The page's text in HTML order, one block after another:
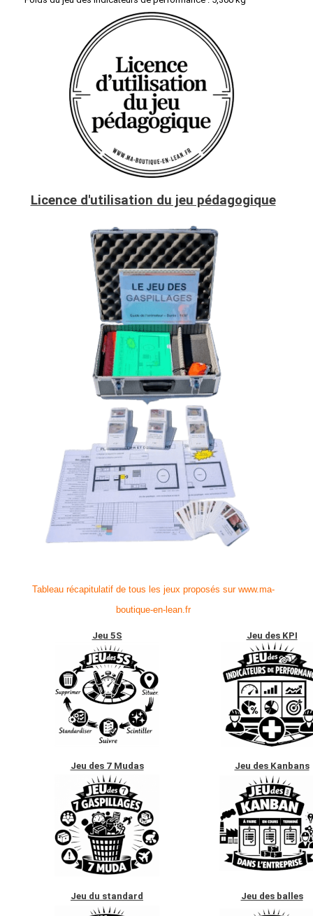
Licence d'utilisation du jeu pédagogique
Tableau récapitulatif de tous les jeux proposés sur www.ma-
boutique-en-lean.fr
Jeu 5S Jeu des KPI
Jeu des 7 Mudas Jeu des Kanbans
Jeu du standard Jeu des balles